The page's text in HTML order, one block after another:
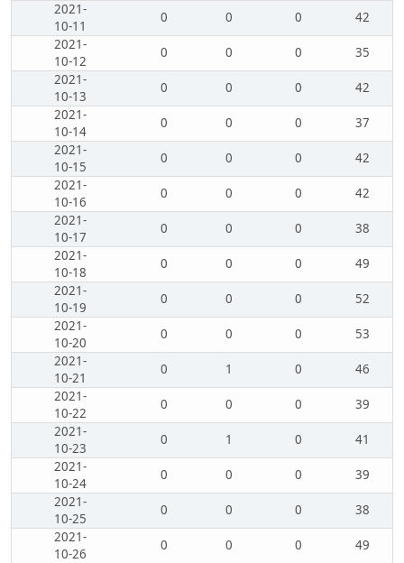
2021-
10-11
0 0 0
42
2021-
10-12
0 0 0
35
2021-
10-13
0 0 0
42
2021-
10-14
0 0 0
37
2021-
10-15
0 0 0
42
2021-
10-16
0 0 0
42
2021-
10-17
0 0 0
38
2021-
10-18
0 0 0
49
2021-
10-19
0 0 0
52
2021-
10-20
0 0 0
53
2021-
10-21
0 1 0
46
2021-
10-22
0 0 0
39
2021-
10-23
0 1 0
41
2021-
10-24
0 0 0
39
2021-
10-25
0 0 0
38
2021-
10-26
0 0 0
49